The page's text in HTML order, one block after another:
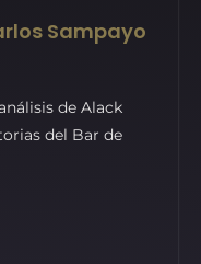
Sampayo
de Alack
del Bar de